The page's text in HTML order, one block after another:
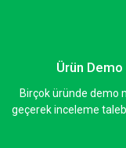
Ürün
Birçok üründe demo
geçerek inceleme